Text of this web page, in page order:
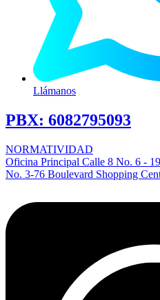
Llámanos
PBX: 6082795093
NORMATIVIDAD
Oficina Principal Calle 8 No. 6 -
No. 3-76 Boulevard Shopping